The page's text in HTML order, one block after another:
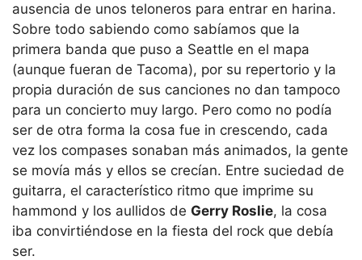
ausencia de unos teloneros para entrar en harina.
Sobre todo sabiendo como sabíamos que la
primera banda que puso a Seattle en el mapa
(aunque fueran de Tacoma), por su repertorio y la
propia duración de sus canciones no dan tampoco
para un concierto muy largo. Pero como no podía
ser de otra forma la cosa fue in crescendo, cada
vez los compases sonaban más animados, la gente
se movía más y ellos se crecían. Entre suciedad de
guitarra, el característico ritmo que imprime su
hammond y los aullidos de Gerry Roslie, la cosa
iba convirtiéndose en la fiesta del rock que debía
ser.